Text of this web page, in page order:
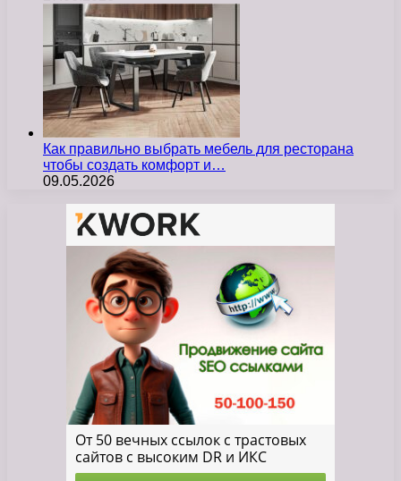
Как правильно выбрать мебель для ресторана
чтобы создать комфорт и…
09.05.2026